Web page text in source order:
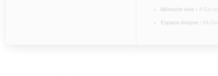
Mémoire vive : 4 Go
Espace disque : 64